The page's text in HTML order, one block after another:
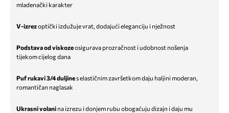
mladenački karakter
V-izrezoptički izdužuje vrat, dodajući eleganciju i nježnost
Podstava od viskozeosigurava prozračnost i udobnost nošenja
tijekom cijelog dana
Puf rukavi 3/4 duljines elastičnim završetkom daju haljini moderan,
romantičan naglasak
Ukrasni volani na izrezu i donjem rubu obogaćuju dizajn i daju mu